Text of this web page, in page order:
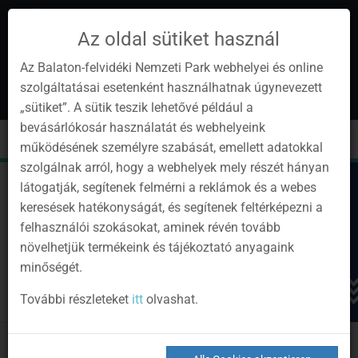
Instagram
YoutubeFacebookProgramok
Newsletter
de
Toggle
cart
Toggle
navigation
Anmelden
Az oldal sütiket használ
Az Balaton-felvidéki Nemzeti Park webhelyei és online
szolgáltatásai esetenként használhatnak úgynevezett
„sütiket”. A sütik teszik lehetővé például a
bevásárlókosár használatát és webhelyeink
működésének személyre szabását, emellett adatokkal
szolgálnak arról, hogy a webhelyek mely részét hányan
látogatják, segítenek felmérni a reklámok és a webes
keresések hatékonyságát, és segítenek feltérképezni a
felhasználói szokásokat, aminek révén tovább
növelhetjük termékeink és tájékoztató anyagaink
minőségét.
További részleteket ittolvashat.